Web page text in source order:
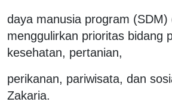
daya manusia program (SDM)
menggulirkan prioritas bidang
kesehatan, pertanian,
perikanan, pariwisata, dan
Zakaria.